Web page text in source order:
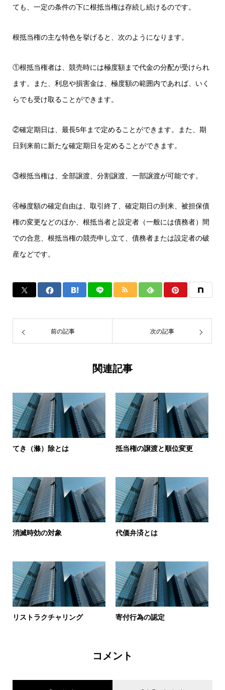
ても、一定の条件の下に根抵当権は存続し続けるのです。
根抵当権の主な特色を挙げると、次のようになります。
①根抵当権者は、競売時には極度額まで代金の分配が受けられ
ます。また、利息や損害金は、極度額の範囲内であれば、いく
らでも受け取ることができます。
②確定期日は、最長5年まで定めることができます。また、期
日到来前に新たな確定期日を定めることができます。
③根抵当権は、全部譲渡、分割譲渡、一部譲渡が可能です。
④極度額の確定自由は、取引終了、確定期日の到来、被担保債
権の変更などのほか、根抵当者と設定者（一般には債務者）間
での合意、根抵当権の競売申し立て、債務者または設定者の破
産などです。
前の記事 次の記事
関連記事
てき（滌）除とは 抵当権の譲渡と順位変更
消滅時効の対象 代価弁済とは
リストラクチャリング 寄付行為の認定
コメント